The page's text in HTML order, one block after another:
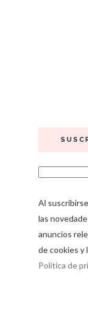
Al
las
anuncios
de cookies y
Política de